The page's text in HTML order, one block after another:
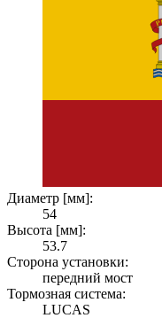
Диаметр [мм]:
54
Высота [мм]:
53.7
Сторона установки:
передний мост
Тормозная система:
LUCAS